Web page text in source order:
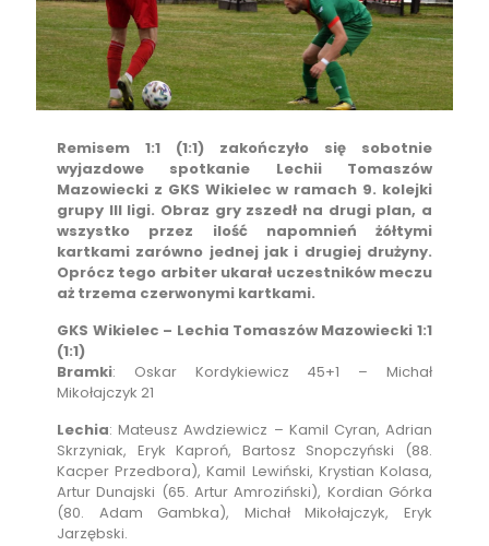
Remisem 1:1 (1:1) zakończyło się sobotnie
wyjazdowe spotkanie Lechii Tomaszów
Mazowiecki z GKS Wikielec w ramach 9. kolejki
grupy III ligi. Obraz gry zszedł na drugi plan, a
wszystko przez ilość napomnień żółtymi
kartkami zarówno jednej jak i drugiej drużyny.
Oprócz tego arbiter ukarał uczestników meczu
aż trzema czerwonymi kartkami.
GKS Wikielec – Lechia Tomaszów Mazowiecki 1:1
(1:1)
Bramki: Oskar Kordykiewicz 45+1 – Michał
Mikołajczyk 21
Lechia: Mateusz Awdziewicz – Kamil Cyran, Adrian
Skrzyniak, Eryk Kaproń, Bartosz Snopczyński (88.
Kacper Przedbora), Kamil Lewiński, Krystian Kolasa,
Artur Dunajski (65. Artur Amroziński), Kordian Górka
(80. Adam Gambka), Michał Mikołajczyk, Eryk
Jarzębski.